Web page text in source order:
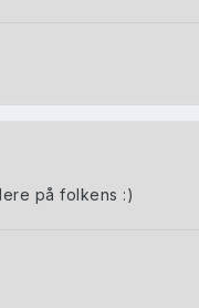
på folkens :)